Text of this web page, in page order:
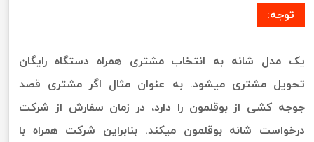
توجه:
یک مدل شانه به انتخاب مشتری همراه دستگاه رایگان
تحویل مشتری میشود. به عنوان مثال اگر مشتری قصد
جوجه کشی از بوقلمون را دارد، در زمان سفارش از شرکت
درخواست شانه بوقلمون میکند. بنابراین شرکت همراه با